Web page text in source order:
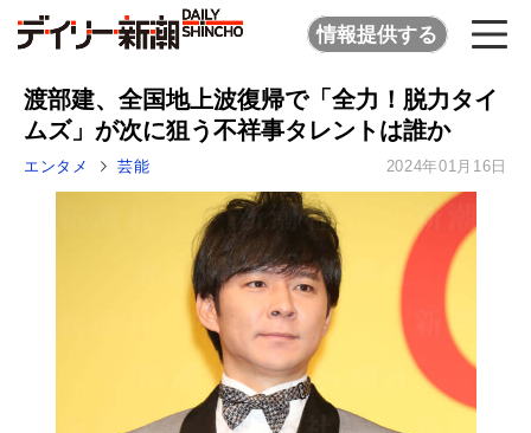
情報提供する
渡部建、全国地上波復帰で「全力！脱力タイ
ムズ」が次に狙う不祥事タレントは誰か
エンタメ 芸能 2024年01月16日